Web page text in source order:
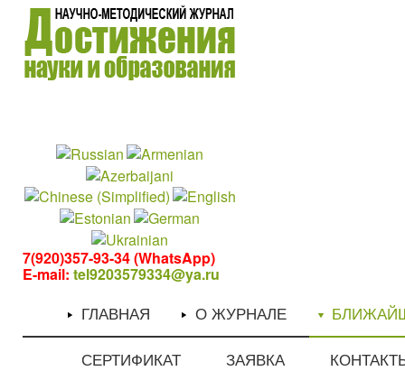
7(920)357-93-34 (WhatsApp)
E-mail: tel9203579334@ya.ru
ГЛАВНАЯ О ЖУРНАЛЕ
СЕРТИФИКАТ ЗАЯВКА